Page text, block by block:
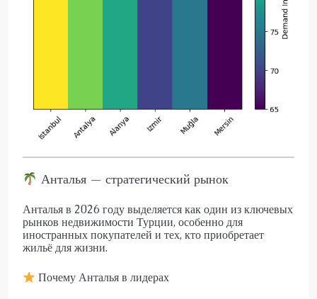
Анталья — стратегический рынок
Анталья в 2026 году выделяется как один из ключевых
рынков недвижимости Турции, особенно для
иностранных покупателей и тех, кто приобретает
жильё для жизни.
Почему Анталья в лидерах